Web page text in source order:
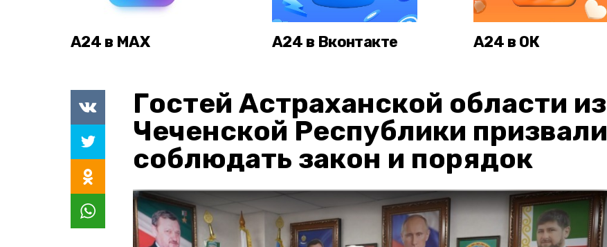
А24 в MAX А24 в Вконтакте А24 в ОК
Гостей Астраханской области из
Чеченской Республики призвали
соблюдать закон и порядок